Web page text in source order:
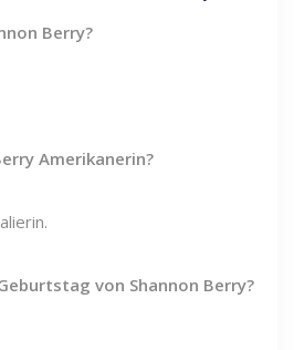
Berry?
Amerikanerin?
von Shannon Berry?